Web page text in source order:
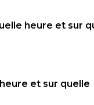
heure et sur
et sur quelle